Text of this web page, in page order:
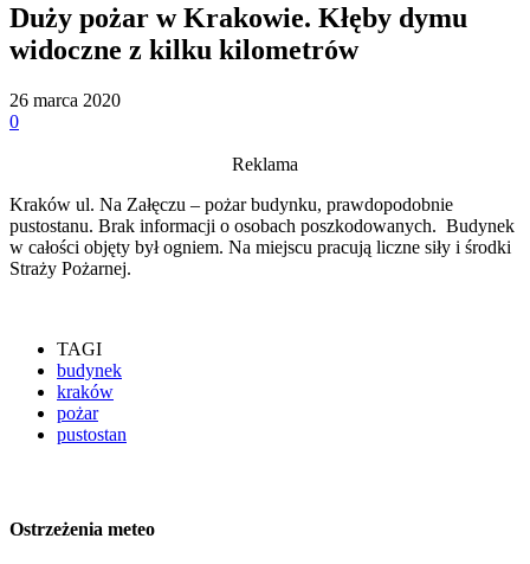
Duży pożar w Krakowie. Kłęby dymu
widoczne z kilku kilometrów
26 marca 2020
0
Reklama
Kraków ul. Na Załęczu – pożar budynku, prawdopodobnie
pustostanu. Brak informacji o osobach poszkodowanych. Budynek
w całości objęty był ogniem. Na miejscu pracują liczne siły i środki
Straży Pożarnej.
TAGI
budynek
kraków
pożar
pustostan
Ostrzeżenia meteo